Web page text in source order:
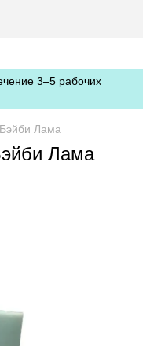
developer-merchantid-
3–5 рабочих
Лама
Лама